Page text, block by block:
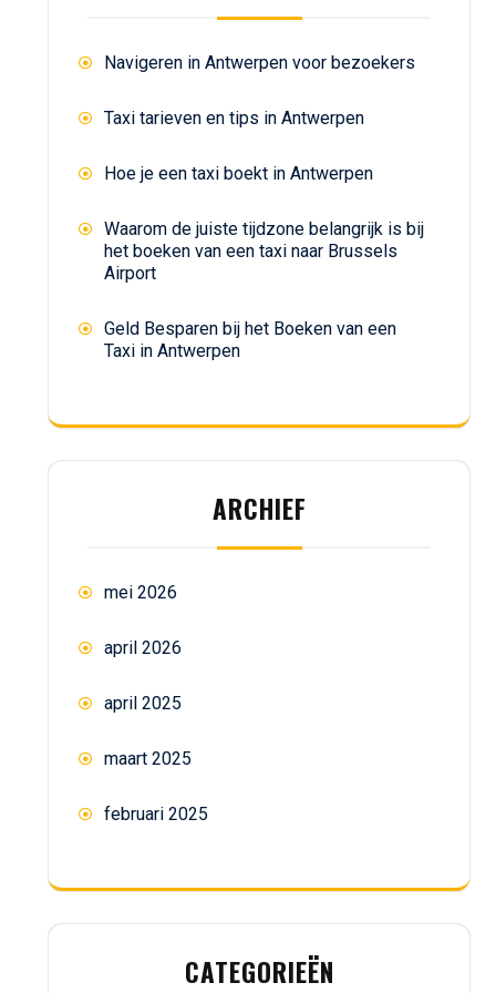
Navigeren in Antwerpen voor bezoekers
Taxi tarieven en tips in Antwerpen
Hoe je een taxi boekt in Antwerpen
Waarom de juiste tijdzone belangrijk is bij
het boeken van een taxi naar Brussels
Airport
Geld Besparen bij het Boeken van een
Taxi in Antwerpen
ARCHIEF
mei 2026
april 2026
april 2025
maart 2025
februari 2025
CATEGORIEËN